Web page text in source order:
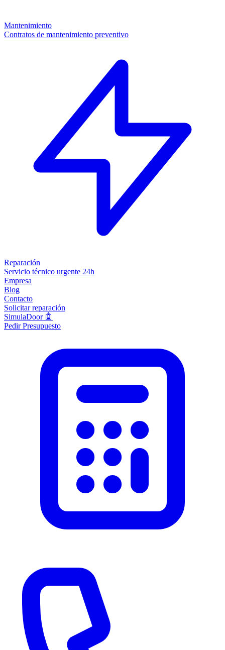
Mantenimiento
Contratos de mantenimiento preventivo
Reparación
Servicio técnico urgente 24h
Empresa
Blog
Contacto
Solicitar reparación
SimulaDoor 🤖
Pedir Presupuesto